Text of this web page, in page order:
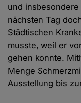
und insbesondere
nächsten Tag
Städtischen
musste, weil er
gehen konnte.
Menge
Ausstellung bis